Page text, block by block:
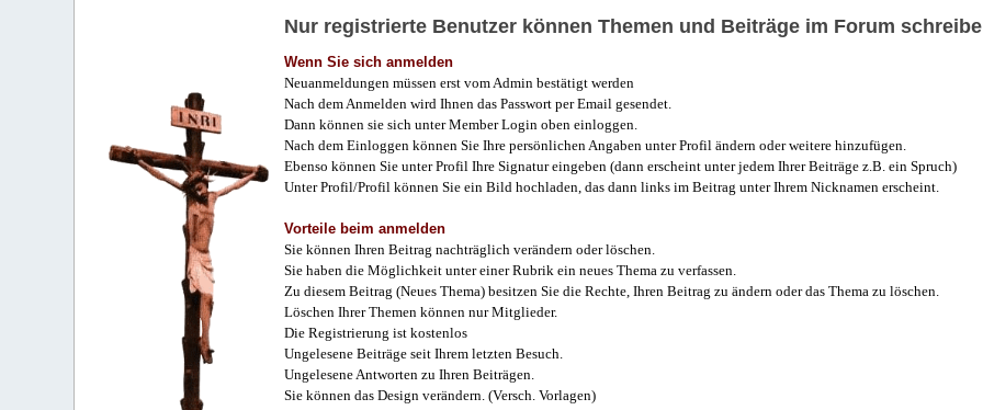
Nur registrierte Benutzer können Themen und Beiträge im Forum
Wenn Sie sich anmelden
Neuanmeldungen müssen erst vom Admin bestätigt werden
Nach dem Anmelden wird Ihnen das Passwort per Email gesendet.
Dann können sie sich unter Member Login oben einloggen.
Nach dem Einloggen können Sie Ihre persönlichen Angaben unter Profil ändern oder weitere hinzufügen.
Ebenso können Sie unter Profil Ihre Signatur eingeben (dann erscheint unter jedem Ihrer Beiträge z.B. ein Spruch)
Unter Profil/Profil können Sie ein Bild hochladen, das dann links im Beitrag unter Ihrem Nicknamen erscheint.
Vorteile beim anmelden
Sie können Ihren Beitrag nachträglich verändern oder löschen.
Sie haben die Möglichkeit unter einer Rubrik ein neues Thema zu verfassen.
Zu diesem Beitrag (Neues Thema) besitzen Sie die Rechte, Ihren Beitrag zu ändern oder das Thema zu löschen.
Löschen Ihrer Themen können nur Mitglieder.
Die Registrierung ist kostenlos
Ungelesene Beiträge seit Ihrem letzten Besuch.
Ungelesene Antworten zu Ihren Beiträgen.
Sie können das Design verändern. (Versch. Vorlagen)